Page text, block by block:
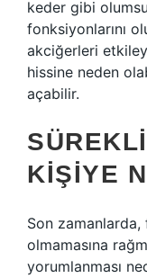
keder gibi
fonksiyonlarını
akciğerleri
hissine neden
açabilir.
KIŞIYE
Son zamanlarda,
olmamasına
yorumlanması